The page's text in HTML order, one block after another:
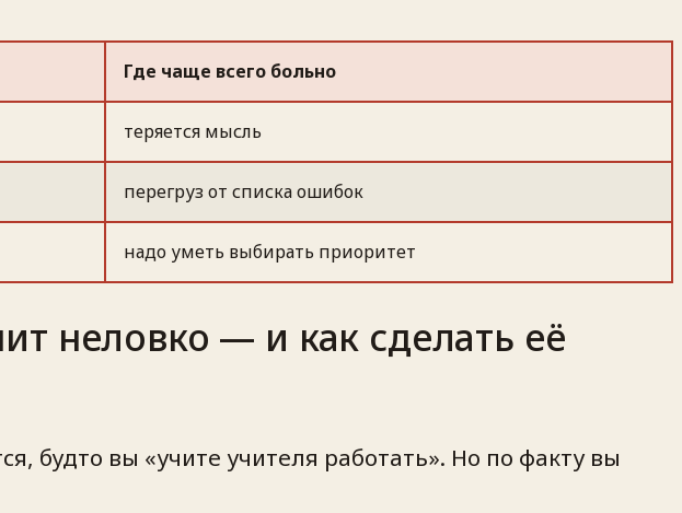
Где чаще всего больно
теряется мысль
перегруз от списка ошибок
надо уметь выбирать приоритет
неловко — и как сделать её
будто вы «учите учителя работать». Но по факту вы